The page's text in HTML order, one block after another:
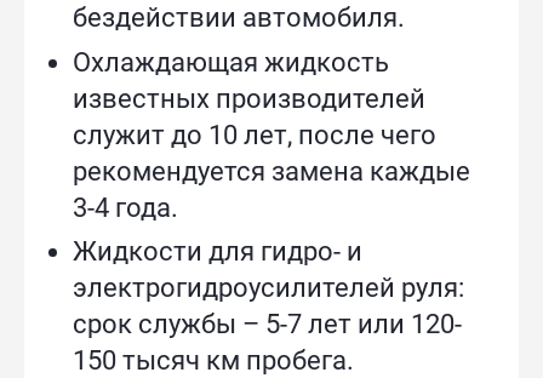
бездействии автомобиля.
Охлаждающая жидкость
известных производителей
служит до 10 лет, после чего
рекомендуется замена каждые
3-4 года.
Жидкости для гидро- и
электрогидроусилителей руля:
срок службы – 5-7 лет или 120-
150 тысяч км пробега.